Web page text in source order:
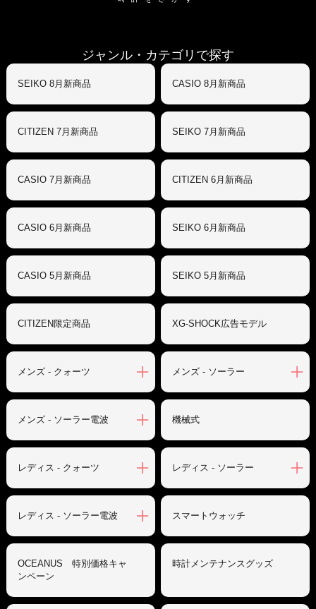
ジャンル・カテゴリで探す
SEIKO 8月新商品 CASIO 8月新商品
CITIZEN 7月新商品 SEIKO 7月新商品
CASIO 7月新商品 CITIZEN 6月新商品
CASIO 6月新商品 SEIKO 6月新商品
CASIO 5月新商品 SEIKO 5月新商品
CITIZEN限定商品 XG-SHOCK広告モデル
メンズ - クォーツ メンズ - ソーラー
メンズ - ソーラー電波 機械式
レディス - クォーツ レディス - ソーラー
レディス - ソーラー電波 スマートウォッチ
OCEANUS 特別価格キャ
ンペーン
時計メンテナンスグッズ